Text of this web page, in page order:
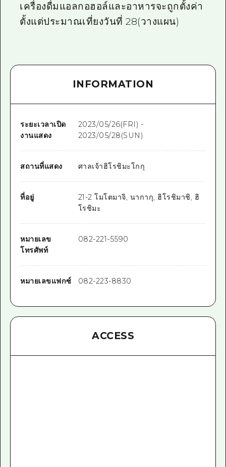
เครื่องดื่มแอลกอฮอล์และอาหารจะถูกตั้งค่า
ตั้งแต่ประมาณเที่ยงวันที่ 28(วางแผน)
INFORMATION
ระยะเวลาเปิด
งานแสดง
2023/05/26(FRI) -
2023/05/28(SUN)
สถานที่แสดง ศาลเจ้าฮิโรชิมะโกกุ
ที่อยู่
21-2 โมโตมาจิ, นากากุ, ฮิโรชิมาชิ, ฮิ
โรชิมะ
หมายเลข
โทรศัพท์
082-221-5590
หมายเลขแฟกซ์ 082-223-8830
ACCESS